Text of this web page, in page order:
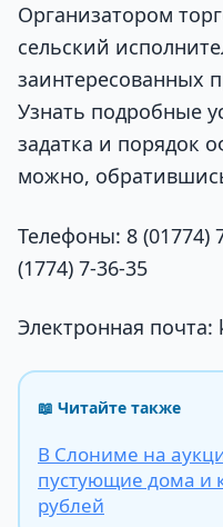
Организатором
сельский
заинтересованных
Узнать подробные
задатка и порядок
можно,
Телефоны: 8 (01774)
(1774) 7-36-35
Электронная почта:
📖 Читайте также
В Слониме на
пустующие дома и
рублей